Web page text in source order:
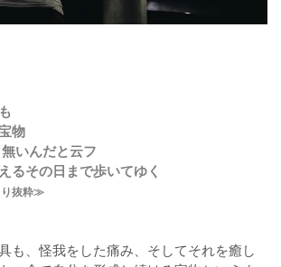
物
いんだと云フ
るその日まで歩いてゆく
り抜粋≫
も、怪我をした痛み、そしてそれを癒し